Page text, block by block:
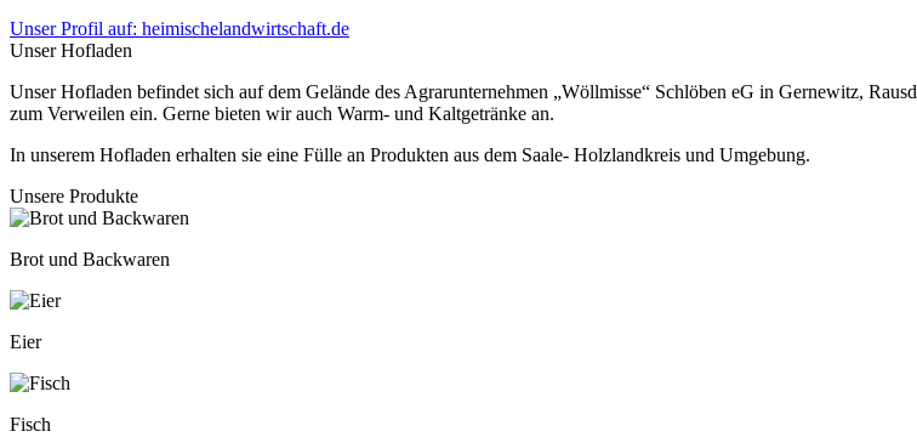
Unser Profil auf: heimischelandwirtschaft.de
Unser Hofladen
Unser Hofladen befindet sich auf dem Gelände des Agrarunternehmen „Wöllmisse“ Schlöben eG in Gernewitz,
zum Verweilen ein. Gerne bieten wir auch Warm- und Kaltgetränke an.
In unserem Hofladen erhalten sie eine Fülle an Produkten aus dem Saale- Holzlandkreis und Umgebung.
Unsere Produkte
Brot und Backwaren
Eier
Fisch